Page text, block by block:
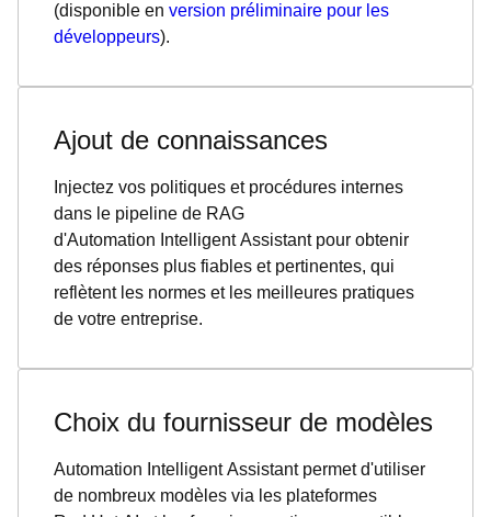
(disponible en version préliminaire pour les
développeurs).
Ajout de connaissances
Injectez vos politiques et procédures internes
dans le pipeline de RAG
d'Automation Intelligent Assistant pour obtenir
des réponses plus fiables et pertinentes, qui
reflètent les normes et les meilleures pratiques
de votre entreprise.
Choix du fournisseur de modèles
Automation Intelligent Assistant permet d'utiliser
de nombreux modèles via les plateformes